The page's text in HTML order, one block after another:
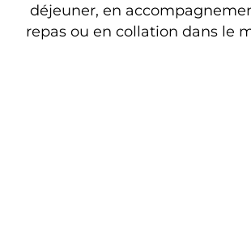
déjeuner, en
repas ou en collation dans le